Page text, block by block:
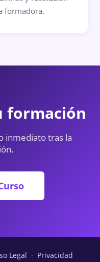
formadora.
formación
inmediato tras la
Legal · Privacidad